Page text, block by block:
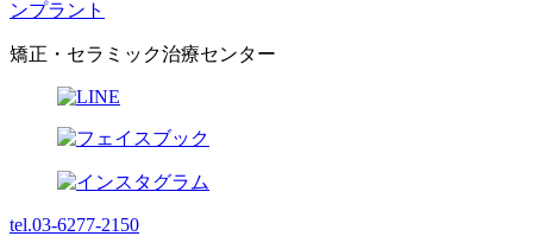
矯正・セラミック治療センター
tel.03-6277-2150